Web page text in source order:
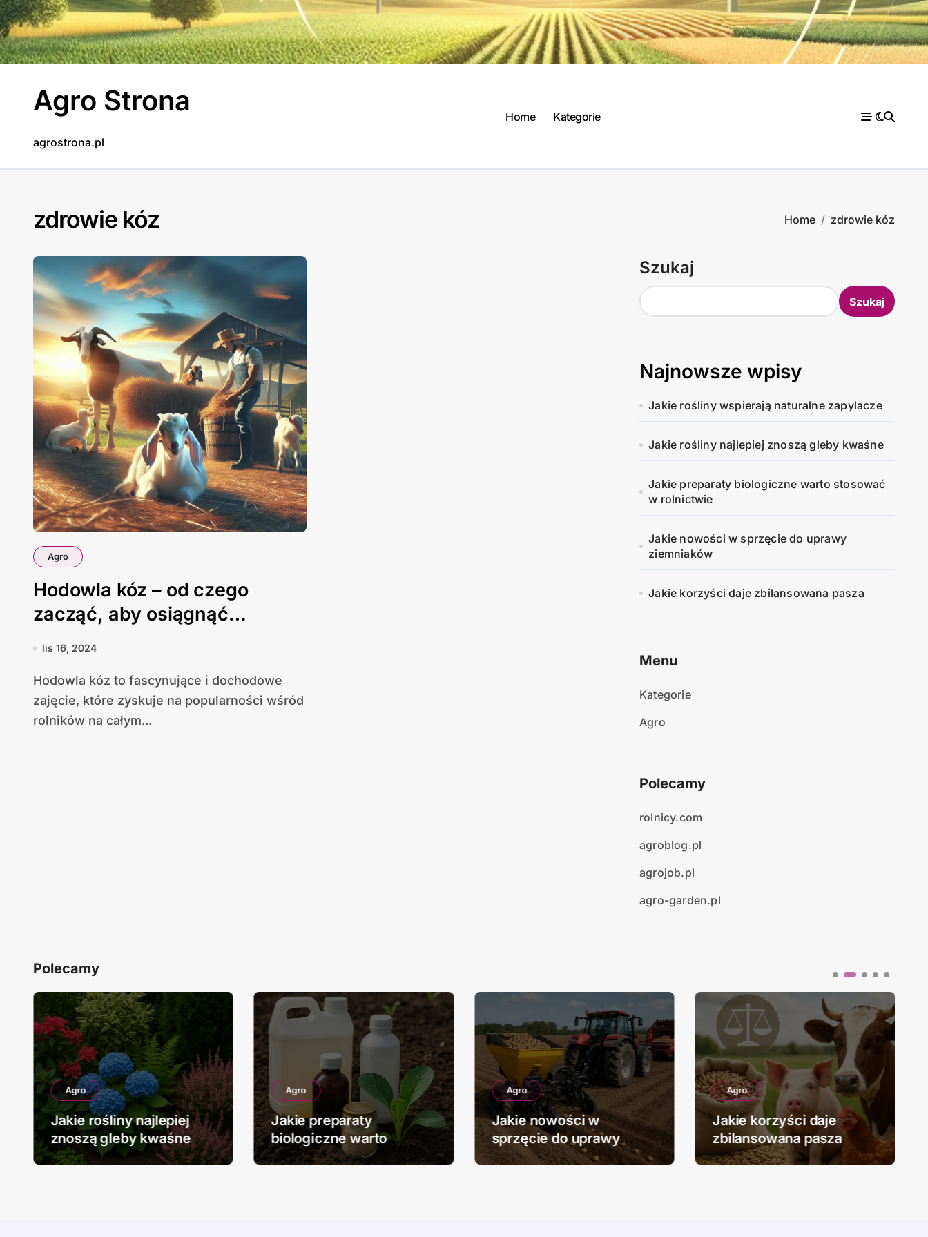
Skip
to
content
Agro Strona
agrostrona.pl
Home Kategorie
zdrowie kóz Home zdrowie kóz
Agro
Hodowla kóz – od czego
zacząć, aby osiągnąć
sukces?
lis 16, 2024
Hodowla kóz to fascynujące i dochodowe
zajęcie, które zyskuje na popularności wśród
rolników na całym...
Szukaj
Szukaj
Najnowsze wpisy
Jakie rośliny wspierają naturalne zapylacze
Jakie rośliny najlepiej znoszą gleby kwaśne
Jakie preparaty biologiczne warto stosować
w rolnictwie
Jakie nowości w sprzęcie do uprawy
ziemniaków
Jakie korzyści daje zbilansowana pasza
Menu
Kategorie
Agro
Polecamy
rolnicy.com
agroblog.pl
agrojob.pl
agro-garden.pl
Polecamy
Agro
Jakie rośliny najlepiej
znoszą gleby kwaśne
Agro
Jakie preparaty
biologiczne warto
stosować w rolnictwie
Agro
Jakie nowości w
sprzęcie do uprawy
ziemniaków
Agro
Jakie korzyści daje
zbilansowana pasza